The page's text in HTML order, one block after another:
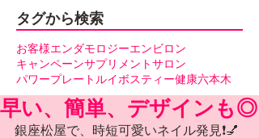
タグから検索
お客様エンダモロジーエンビロン
キャンペーンサプリメントサロン
パワープレート ルイボスティー健康六本木
早い、簡単、デザインも◎
銀座松屋で、時短可愛いネイル発見❗️💅